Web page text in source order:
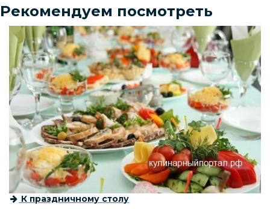
Рекомендуем посмотреть
К праздничному столу